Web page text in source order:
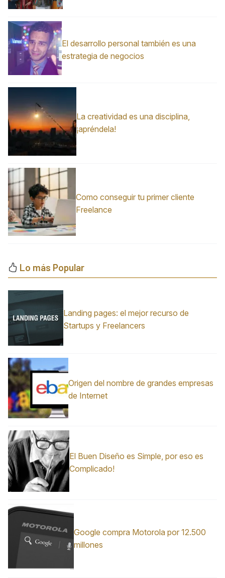
El desarrollo personal también es una
estrategia de negocios
La creatividad es una disciplina,
¡apréndela!
Como conseguir tu primer cliente
Freelance
Lo más Popular
Landing pages: el mejor recurso de
Startups y Freelancers
Origen del nombre de grandes empresas
de Internet
El Buen Diseño es Simple, por eso es
Complicado!
Google compra Motorola por 12.500
millones